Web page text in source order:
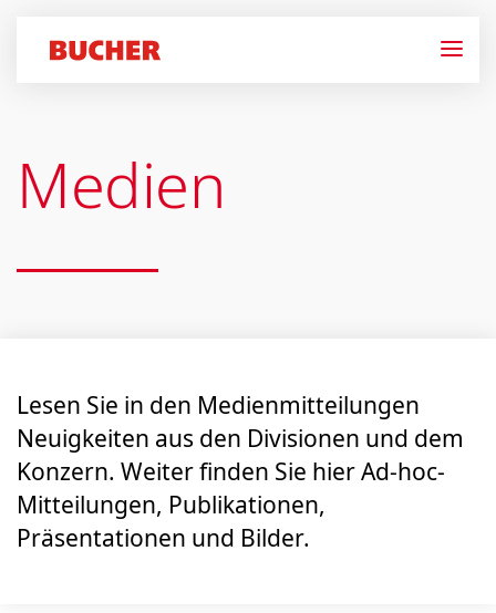
Medien
Lesen Sie in den Medien­mitteilungen
Neuigkeiten aus den Divisionen und dem
Konzern. Weiter finden Sie hier Ad-hoc-
Mitteilungen, Publikationen,
Präsentationen und Bilder.